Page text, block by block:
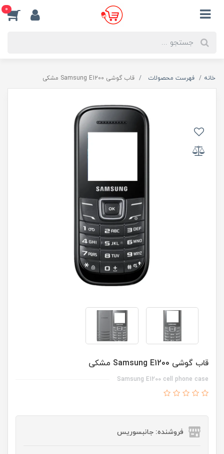
0
خانه فهرست محصولات قاب گوشی Samsung E1200 مشکی
قاب گوشی Samsung E1200 مشکی
Samsung E1200 cell phone case
فروشنده: جانبسوریس